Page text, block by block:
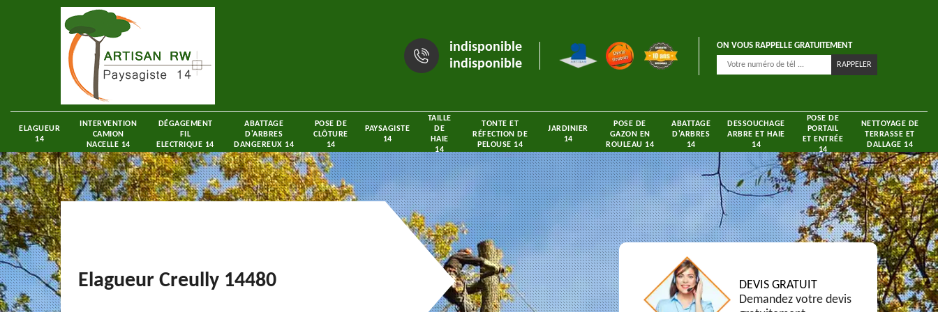
indisponible
indisponible
ON VOUS RAPPELLE GRATUITEMENT
ELAGUEUR
14
INTERVENTION
CAMION
NACELLE 14
DÉGAGEMENT
FIL
ELECTRIQUE 14
ABATTAGE
D'ARBRES
DANGEREUX 14
POSE DE
CLÔTURE
14
PAYSAGISTE
14
TAILLE
DE
HAIE
14
TONTE ET
RÉFECTION DE
PELOUSE 14
JARDINIER
14
POSE DE
GAZON EN
ROULEAU 14
ABATTAGE
D'ARBRES
14
DESSOUCHAGE
ARBRE ET HAIE
14
POSE DE
PORTAIL
ET ENTRÉE
14
NETTOYAGE DE
TERRASSE ET
DALLAGE 14
Elagueur Creully 14480
DEVIS GRATUIT
Demandez votre devis